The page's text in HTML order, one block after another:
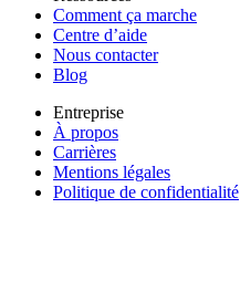
Comment ça marche
Centre d’aide
Nous contacter
Blog
Entreprise
À propos
Carrières
Mentions légales
Politique de confidentialité